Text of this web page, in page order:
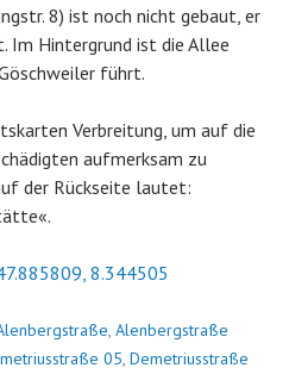
8) ist noch nicht gebaut, er
Hintergrund ist die Allee
führt.
Verbreitung, um auf die
aufmerksam zu
der Rückseite lautet:
8.344505
Alenbergstraße
05 Demetriusstraße